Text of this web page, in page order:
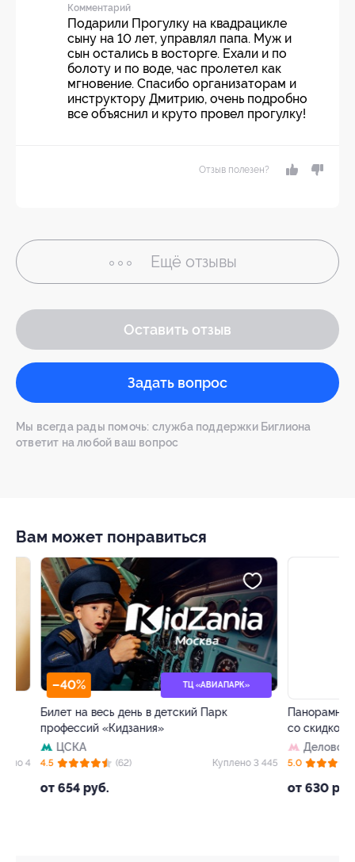
Комментарий
Подарили Прогулку на квадрацикле
сыну на 10 лет, управлял папа. Муж и
сын остались в восторге. Ехали и по
болоту и по воде, час пролетел как
мгновение. Спасибо организаторам и
инструктору Дмитрию, очень подробно
все объяснил и круто провел прогулку!
Отзыв полезен?
Ещё отзывы
Оставить отзыв
Задать вопрос
Мы всегда рады помочь: служба поддержки Биглиона
ответит на любой ваш вопрос
Вам может понравиться
–40% ТЦ «АВИАПАРК»
Билет на весь день в детский Парк
профессий «Кидзания»
ЦСКА
от 654 руб.
4.5 (62) Куплено 3 445
–50%
Панорамный
со скидкой
Деловой
от 630 руб.
5.0